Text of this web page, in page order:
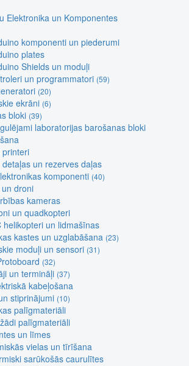
Elektronika un Komponentes
komponenti un piederumi
plates
Shields un moduļi
un programmatori (59)
(20)
ekrāni (6)
bloki (39)
laboratorijas barošanas bloki
printeri
detaļas un rezerves daļas
komponenti (40)
droni
kameras
un quadkopteri
helikopteri un lidmašīnas
kastes un uzglabāšana (23)
moduļi un sensori (31)
(32)
un termināļi (37)
kabeļošana
stiprinājumi (10)
palīgmateriāli
palīgmateriāli
un līmes
vielas un tīrīšana
sarūkošās caurulītes